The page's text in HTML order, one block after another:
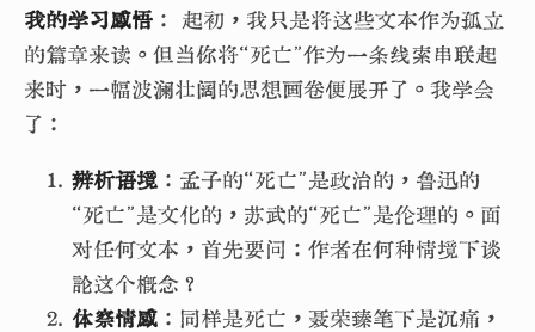
我的学习感悟 ： 起初，我只是将这些文本作为孤立
的篇章来读。但当你将“死亡”作为一条线索串联起
来时，一幅波澜壮阔的思想画卷便展开了。我学会
了：
辨析语境 ：孟子的“死亡”是政治的，鲁迅的
“死亡”是文化的，苏武的“死亡”是伦理的。面
对任何文本，首先要问：作者在何种情境下谈
论这个概念？
体察情感 ：同样是死亡，聂荣臻笔下是沉痛，